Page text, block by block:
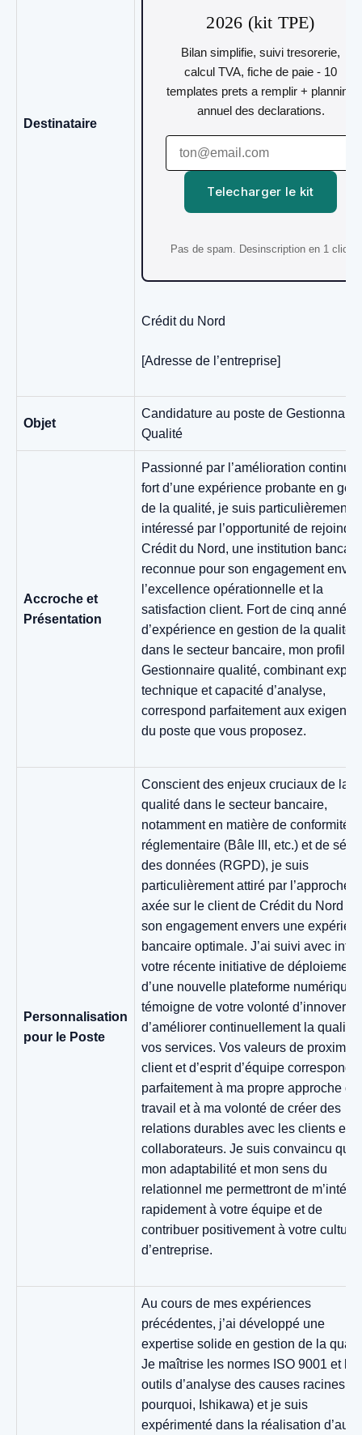
Destinataire
2026 (kit TPE)
Bilan simplifie, suivi tresorerie,
calcul TVA, fiche de paie - 10
templates prets a remplir + planning
annuel des declarations.
Telecharger le kit
Pas de spam. Desinscription en 1 clic.
Crédit du Nord
[Adresse de l’entreprise]
Objet
Candidature au poste de Gestionnaire
Qualité
Accroche et
Présentation
Passionné par l’amélioration continue
fort d’une expérience probante en
de la qualité, je suis particulièrement
intéressé par l’opportunité de rejoindre
Crédit du Nord, une institution
reconnue pour son engagement
l’excellence opérationnelle et la
satisfaction client. Fort de cinq années
d’expérience en gestion de la qualité
dans le secteur bancaire, mon profil de
Gestionnaire qualité, combinant
technique et capacité d’analyse,
correspond parfaitement aux
du poste que vous proposez.
Personnalisation
pour le Poste
Conscient des enjeux cruciaux de la
qualité dans le secteur bancaire,
notamment en matière de conformité
réglementaire (Bâle III, etc.) et de
des données (RGPD), je suis
particulièrement attiré par l’approche
axée sur le client de Crédit du Nord et
son engagement envers une
bancaire optimale. J’ai suivi avec
votre récente initiative de déploiement
d’une nouvelle plateforme numérique
témoigne de votre volonté d’innover et
d’améliorer continuellement la qualité
vos services. Vos valeurs de proximité
client et d’esprit d’équipe
parfaitement à ma propre approche du
travail et à ma volonté de créer des
relations durables avec les clients et
collaborateurs. Je suis convaincu que
mon adaptabilité et mon sens du
relationnel me permettront de
rapidement à votre équipe et de
contribuer positivement à votre culture
d’entreprise.
Au cours de mes expériences
précédentes, j’ai développé une
expertise solide en gestion de la
Je maîtrise les normes ISO 9001 et les
outils d’analyse des causes racines (5
pourquoi, Ishikawa) et je suis
expérimenté dans la réalisation